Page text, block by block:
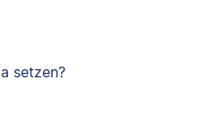
setzen?